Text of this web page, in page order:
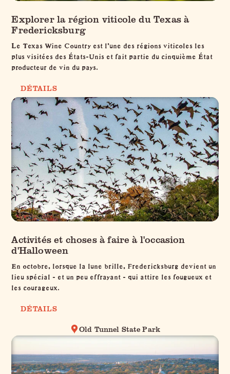
Explorer la région viticole du Texas à
Fredericksburg
Le Texas Wine Country est l'une des régions viticoles les
plus visitées des États-Unis et fait partie du cinquième État
producteur de vin du pays.
DÉTAILS
Activités et choses à faire à l'occasion
d'Halloween
En octobre, lorsque la lune brille, Fredericksburg devient un
lieu spécial - et un peu effrayant - qui attire les fougueux et
les courageux.
DÉTAILS
Old Tunnel State Park